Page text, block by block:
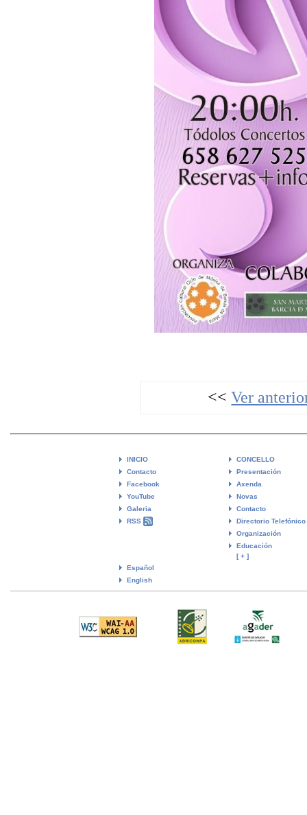
<<Ver
INICIO
Contacto
Facebook
YouTube
Galeria
RSS
Español
English
CONCELLO
Presentación
Axenda
Novas
Contacto
Directorio Telefónico
Organización
Educación
[ + ]